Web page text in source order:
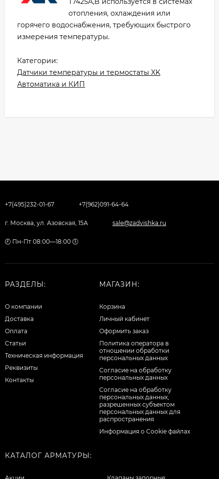
отопления, охлаждения или
горячего водоснабжения, требующих быстрого
измерения температуры.
Категории:
Датчики температуры и термостаты XK
Автоматика и КИП
+7(495)232-01-67 +7(962)091-64-64
г. Москва, ул. Азовская, 15А sale@zadvishka.ru
🕗 Пн-Пт 08:00—18:00 🕕
РАЗДЕЛЫ:
О компании
Доставка
Оплата
Статьи
Техническая информация
Реквизиты
Контакты
МАГАЗИН:
Корзина
Личный кабинет
Оформить заказ
Политика оператора в
отношении обработки
персональных данных
Согласие на обработку
персональных данных
Cогласие на обработку
персональных данных,
разрешенных субъектом
персональных данных для
распространения
Информация о Cookie файлах
КАТАЛОГ АРМАТУРЫ: